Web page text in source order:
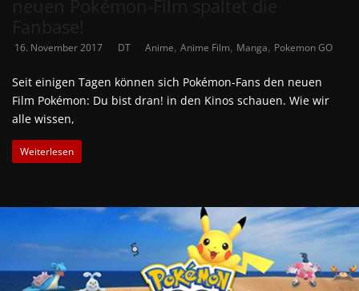
16. November 2017 DT Anime, Anime Film, Manga, Pokemon GO
Seit einigen Tagen können sich Pokémon-Fans den neuen
Film Pokémon: Du bist dran! in den Kinos schauen. Wie wir
alle wissen,
Weiterlesen